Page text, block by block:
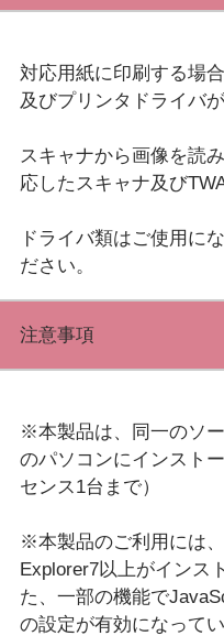
対応用紙に印刷する場
及びプリンタドライバが
スキャナから画像を読
応したスキャナ及び
ドライバ類はご使用に
注意事項
※本製品は、同一のソ
のパソコンにインスト
センス1台まで）
※本製品のご利用には
Explorer7以上がインス
た、一部の機能で
の設定が有効になって